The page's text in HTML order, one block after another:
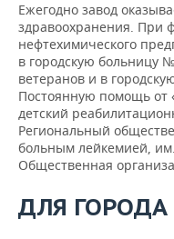
Ежегодно завод
здравоохранения. При
нефтехимического
в городскую больницу
ветеранов и в
Постоянную помощь от
детский
Региональный
больным лейкемией,
Общественная
ДЛЯ ГОРОДА